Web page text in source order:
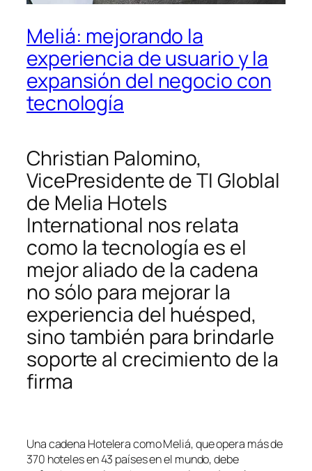
Meliá: mejorando la
experiencia de usuario y la
expansión del negocio con
tecnología
Christian Palomino,
VicePresidente de TI Globlal
de Melia Hotels
International nos relata
como la tecnología es el
mejor aliado de la cadena
no sólo para mejorar la
experiencia del huésped,
sino también para brindarle
soporte al crecimiento de la
firma
Una cadena Hotelera como Meliá, que opera más de
370 hoteles en 43 países en el mundo, debe